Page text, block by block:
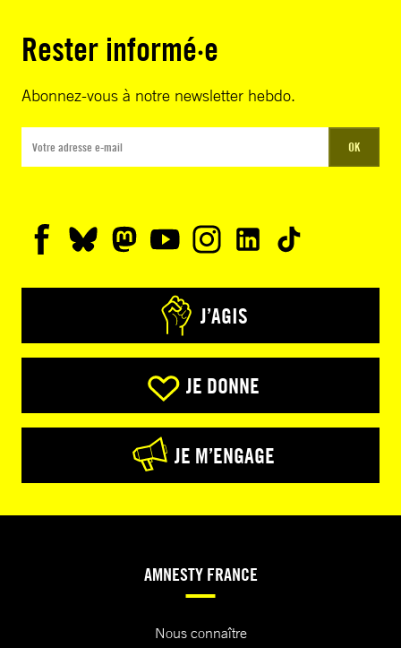
Rester informé·e
Abonnez-vous à notre newsletter hebdo.
OK
J’AGIS
JE DONNE
JE M’ENGAGE
AMNESTY FRANCE
Nous connaître